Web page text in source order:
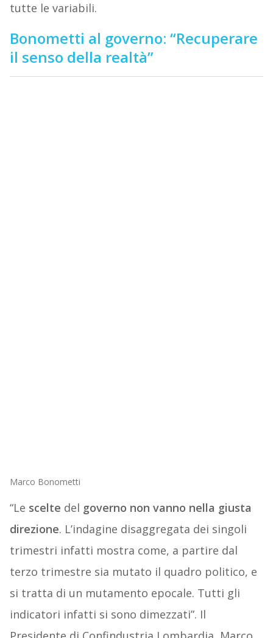
tutte le variabili.
Bonometti al governo: “Recuperare
il senso della realtà”
Marco Bonometti
“Le scelte del governo non vanno nella giusta
direzione. L’indagine disaggregata dei singoli
trimestri infatti mostra come, a partire dal
terzo trimestre sia mutato il quadro politico, e
si tratta di un mutamento epocale. Tutti gli
indicatori infatti si sono dimezzati”. Il